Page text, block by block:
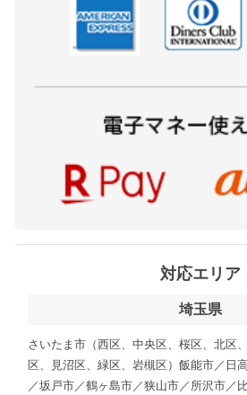
対応エリア
埼玉県
さいたま市（西区、中央区、桜区、北区
区、見沼区、緑区、岩槻区）飯能市／日
／坂戸市／鶴ヶ島市／狭山市／所沢市／